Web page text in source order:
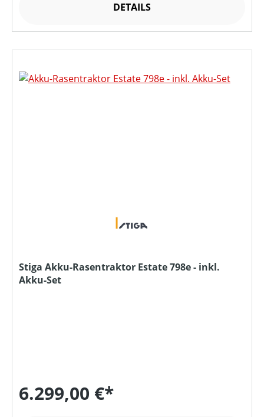
DETAILS
Stiga Akku-Rasentraktor Estate 798e - inkl.
Akku-Set
6.299,00 €*